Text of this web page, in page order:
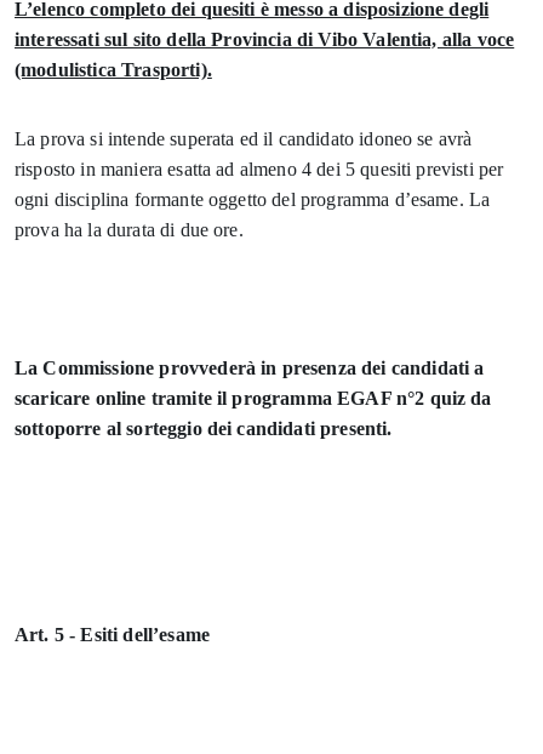
L’elenco completo dei quesiti è messo a disposizione degli
interessati sul sito della Provincia di Vibo Valentia, alla voce
(modulistica Trasporti).
La prova si intende superata ed il candidato idoneo se avrà
risposto in maniera esatta ad almeno 4 dei 5 quesiti previsti per
ogni disciplina formante oggetto del programma d’esame. La
prova ha la durata di due ore.
La Commissione provvederà in presenza dei candidati a
scaricare online tramite il programma EGAF n°2 quiz da
sottoporre al sorteggio dei candidati presenti.
Art. 5 - Esiti dell’esame